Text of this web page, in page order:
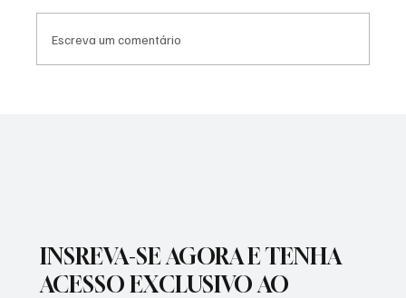
Escreva um comentário
INSREVA-SE AGORA E TENHA
ACESSO EXCLUSIVO AO